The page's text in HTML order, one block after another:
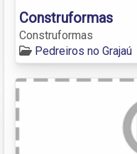
Construformas
Construformas
Pedreiros no Grajaú